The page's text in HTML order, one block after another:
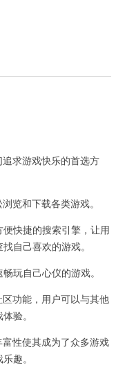
求游戏快乐的首选方
和下载各类游戏。
快捷的搜索引擎，让用
自己喜欢的游戏。
玩自己心仪的游戏。
功能，用户可以与其他
验。
性使其成为了众多游戏
趣。